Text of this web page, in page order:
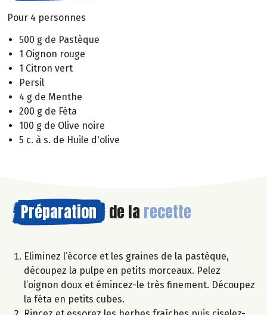
Pour 4 personnes
500 g de Pastèque
1 Oignon rouge
1 Citron vert
Persil
4 g de Menthe
200 g de Féta
100 g de Olive noire
5 c. à s. de Huile d'olive
Préparation de la recette
Eliminez l’écorce et les graines de la pastèque,
découpez la pulpe en petits morceaux. Pelez
l’oignon doux et émincez-le très finement. Découpez
la féta en petits cubes.